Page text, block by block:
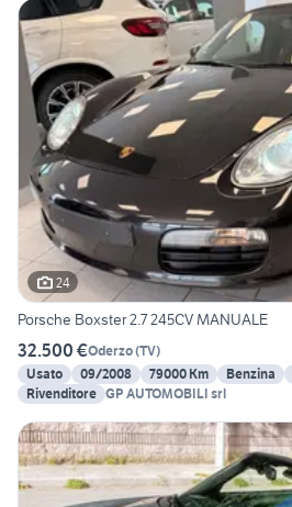
24
Porsche Boxster 2.7 245CV MANUALE
32.500 €Oderzo(TV)
Usato
09/2008 79000 Km Benzina
Rivenditore GP AUTOMOBILI srl